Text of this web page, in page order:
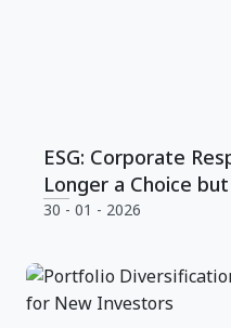
ESG: Corporate
Longer a Choice
30 - 01 - 2026